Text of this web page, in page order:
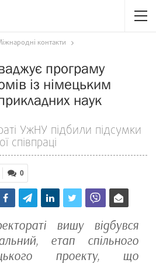
контакти
програму
із німецьким
наук
УжНУ підбили підсумки
співпраці
0
вишу відбувся
етап спільного
проекту, що